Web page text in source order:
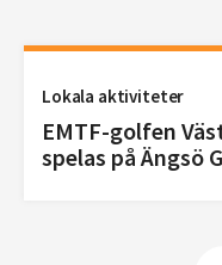
Lokala aktiviteter
EMTF-golfen
spelas på Ängsö